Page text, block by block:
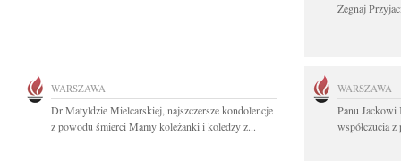
Żegnaj
WARSZAWA
Dr Matyldzie Mielcarskiej, najszczersze kondolencje
z powodu śmierci Mamy koleżanki i koledzy z...
WARSZAWA
Panu Jackowi
współczucia